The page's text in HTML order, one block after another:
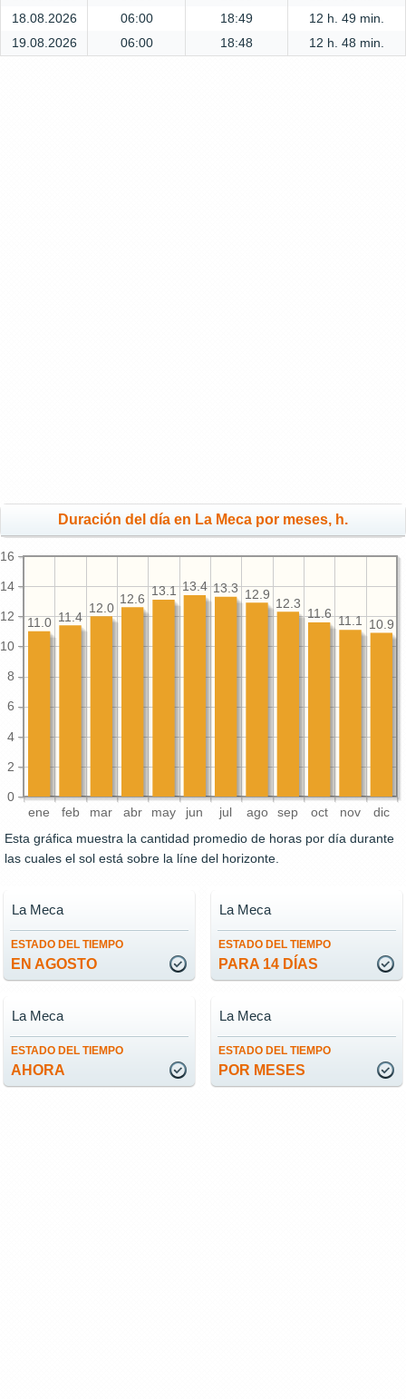
18.08.2026
06:00 18:49
12 h. 49 min.
19.08.2026
06:00 18:48 12 h. 48 min.
Duración del día en La Meca por meses, h.
ene feb mar abr may jun jul ago sep oct nov dic
0
2
4
6
8
10
12
14
16
10.9
11.1
11.6
12.3
12.9
13.3
13.4
13.1
12.6
12.0
11.4
11.0
Esta gráfica muestra la cantidad promedio de horas por día durante
las cuales el sol está sobre la líne del horizonte.
ESTADO DEL TIEMPO
EN AGOSTO
La Meca
ESTADO DEL TIEMPO
PARA 14 DÍAS
La Meca
ESTADO DEL TIEMPO
AHORA
La Meca
ESTADO DEL TIEMPO
POR MESES
La Meca